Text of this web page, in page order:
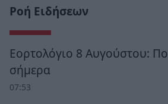
Ροή Ειδήσεων
Εορτολόγιο 8 Αυγούστου:
σήμερα
07:53